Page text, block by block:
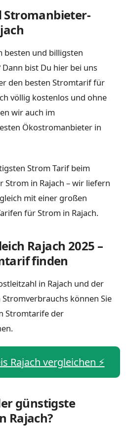
Stromanbieter-
besten und billigsten
bist Du hier bei uns
den besten Stromtarif für
völlig kostenlos und ohne
wir auch im
Ökostromanbieter in
Strom Tarif beim
in Rajach – wir liefern
mit einer großen
für Strom in Rajach.
Rajach 2025 –
finden
in Rajach und der
können Sie
Stromtarife der
Rajach vergleichen ⚡️
günstigste
Rajach?